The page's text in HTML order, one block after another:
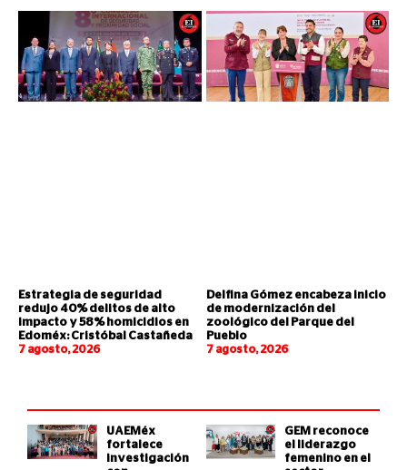
Estrategia de seguridad
redujo 40% delitos de alto
impacto y 58% homicidios en
Edoméx: Cristóbal Castañeda
7 agosto, 2026
Delfina Gómez encabeza inicio
de modernización del
zoológico del Parque del
Pueblo
7 agosto, 2026
UAEMéx
fortalece
investigación
GEM reconoce
el liderazgo
femenino en el